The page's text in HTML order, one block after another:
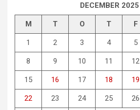
DECEMBER 2025
M T O T F
1 2 3 4 5
8 9 10 11 12
15 16 17 18 19
22 23 24 25 26